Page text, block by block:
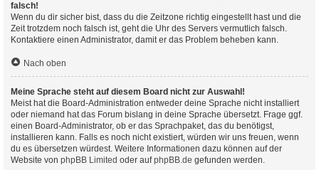
falsch!
Wenn du dir sicher bist, dass du die Zeitzone richtig eingestellt hast und die
Zeit trotzdem noch falsch ist, geht die Uhr des Servers vermutlich falsch.
Kontaktiere einen Administrator, damit er das Problem beheben kann.
Nach oben
Meine Sprache steht auf diesem Board nicht zur Auswahl!
Meist hat die Board-Administration entweder deine Sprache nicht installiert
oder niemand hat das Forum bislang in deine Sprache übersetzt. Frage ggf.
einen Board-Administrator, ob er das Sprachpaket, das du benötigst,
installieren kann. Falls es noch nicht existiert, würden wir uns freuen, wenn
du es übersetzen würdest. Weitere Informationen dazu können auf der
Website von phpBB Limited oder aufphpBB.de gefunden werden.